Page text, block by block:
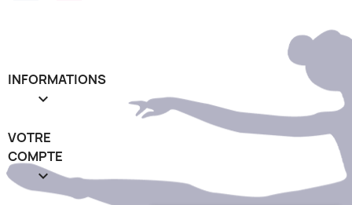
INFORMATIONS

VOTRE
COMPTE
